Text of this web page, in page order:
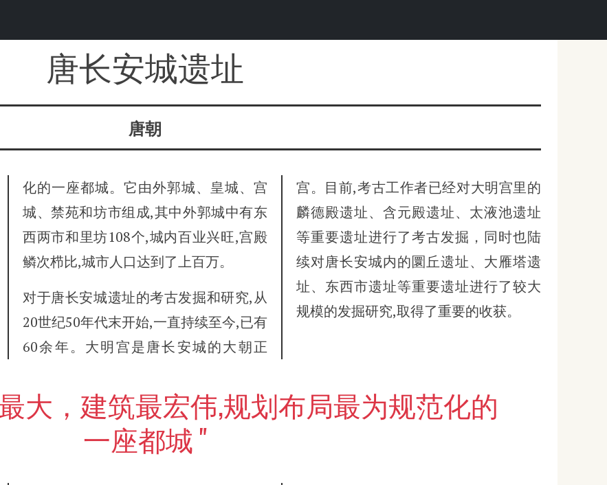
唐长安城遗址
唐朝
化的一座都城。它由外郭城、皇城、宫
城、禁苑和坊市组成,其中外郭城中有东
西两市和里坊108个,城内百业兴旺,宫殿
鳞次栉比,城市人口达到了上百万。
对于唐长安城遗址的考古发掘和研究,从
20世纪50年代末开始,一直持续至今,已有
60余年。大明宫是唐长安城的大朝正
宫。目前,考古工作者已经对大明宫里的
麟德殿遗址、含元殿遗址、太液池遗址
等重要遗址进行了考古发掘，同时也陆
续对唐长安城内的圜丘遗址、大雁塔遗
址、东西市遗址等重要遗址进行了较大
规模的发掘研究,取得了重要的收获。
一座都城